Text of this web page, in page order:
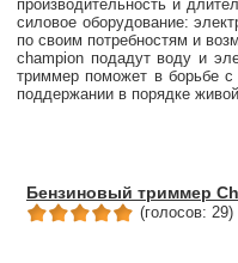
производительность и
силовое оборудование:
по своим потребностям и
champion подадут воду и
триммер поможет в борьбе с
поддержании в порядке
Бензиновый триммер
(голосов: 29)